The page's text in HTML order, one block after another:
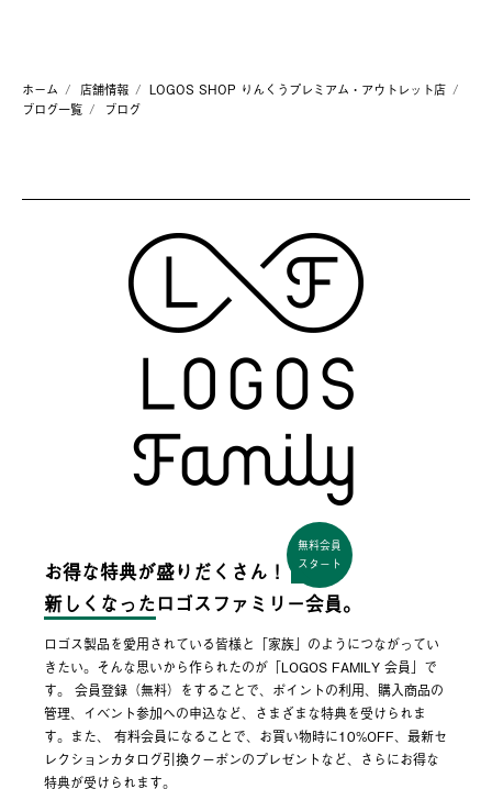
ホーム 店舗情報
LOGOS SHOP りんくうプレミアム・アウトレット店
ブログ一覧
ブログ
お得な特典が盛りだくさん！
無料会員
スタート
新しくなった ロゴスファミリー会員。
ロゴス製品を愛用されている皆様と「家族」のようにつながってい
きたい。そんな思いから作られたのが「LOGOS FAMILY 会員」で
す。 会員登録（無料）をすることで、ポイントの利用、購入商品の
管理、イベント参加への申込など、さまざまな特典を受けられま
す。また、 有料会員になることで、お買い物時に10%OFF、最新セ
レクションカタログ引換クーポンのプレゼントなど、さらにお得な
特典が受けられます。